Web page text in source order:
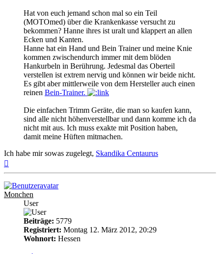
Hat von euch jemand schon mal so ein Teil
(MOTOmed) über die Krankenkasse versucht zu
bekommen? Hanne ihres ist uralt und klappert an allen
Ecken und Kanten.
Hanne hat ein Hand und Bein Trainer und meine Knie
kommen zwischendurch immer mit dem blöden
Hankurbeln in Berührung. Jedesmal das Oberteil
verstellen ist extrem nervig und können wir beide nicht.
Es gibt aber mittlerweile von dem Hersteller auch einen
reinen Bein-Trainer.
Die einfachen Trimm Geräte, die man so kaufen kann,
sind alle nicht höhenverstellbar und dann komme ich da
nicht mit aus. Ich muss exakte mit Position haben,
damit meine Hüften mitmachen.
Ich habe mir sowas zugelegt, Skandika Centaurus
Monchen
User
Beiträge: 5779
Registriert: Montag 12. März 2012, 20:29
Wohnort: Hessen